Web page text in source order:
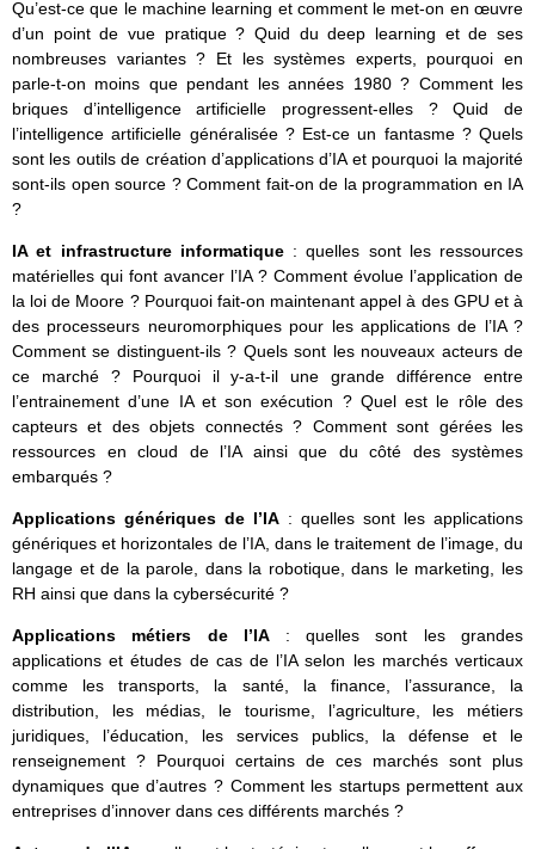
Qu’est-ce que le machine learning et comment le met-on en œuvre
d’un point de vue pratique ? Quid du deep learning et de ses
nombreuses variantes ? Et les systèmes experts, pourquoi en
parle-t-on moins que pendant les années 1980 ? Comment les
briques d’intelligence artificielle progressent-elles ? Quid de
l’intelligence artificielle généralisée ? Est-ce un fantasme ? Quels
sont les outils de création d’applications d’IA et pourquoi la majorité
sont-ils open source ? Comment fait-on de la programmation en IA
?
IA et infrastructure informatique : quelles sont les ressources
matérielles qui font avancer l’IA ? Comment évolue l’application de
la loi de Moore ? Pourquoi fait-on maintenant appel à des GPU et à
des processeurs neuromorphiques pour les applications de l’IA ?
Comment se distinguent-ils ? Quels sont les nouveaux acteurs de
ce marché ? Pourquoi il y-a-t-il une grande différence entre
l’entrainement d’une IA et son exécution ? Quel est le rôle des
capteurs et des objets connectés ? Comment sont gérées les
ressources en cloud de l’IA ainsi que du côté des systèmes
embarqués ?
Applications génériques de l’IA : quelles sont les applications
génériques et horizontales de l’IA, dans le traitement de l’image, du
langage et de la parole, dans la robotique, dans le marketing, les
RH ainsi que dans la cybersécurité ?
Applications métiers de l’IA : quelles sont les grandes
applications et études de cas de l’IA selon les marchés verticaux
comme les transports, la santé, la finance, l’assurance, la
distribution, les médias, le tourisme, l’agriculture, les métiers
juridiques, l’éducation, les services publics, la défense et le
renseignement ? Pourquoi certains de ces marchés sont plus
dynamiques que d’autres ? Comment les startups permettent aux
entreprises d’innover dans ces différents marchés ?